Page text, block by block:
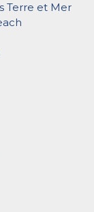
Terre et Mer